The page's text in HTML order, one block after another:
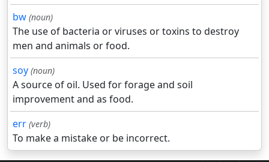
bw (noun)
The use of bacteria or viruses or toxins to destroy
men and animals or food.
soy (noun)
A source of oil. Used for forage and soil
improvement and as food.
err (verb)
To make a mistake or be incorrect.